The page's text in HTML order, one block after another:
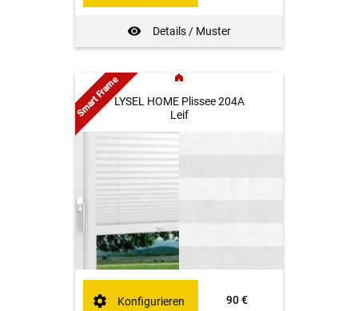
Details / Muster
LYSEL HOME Plissee 204A
Leif
90 €
Konfigurieren
Smart Frame